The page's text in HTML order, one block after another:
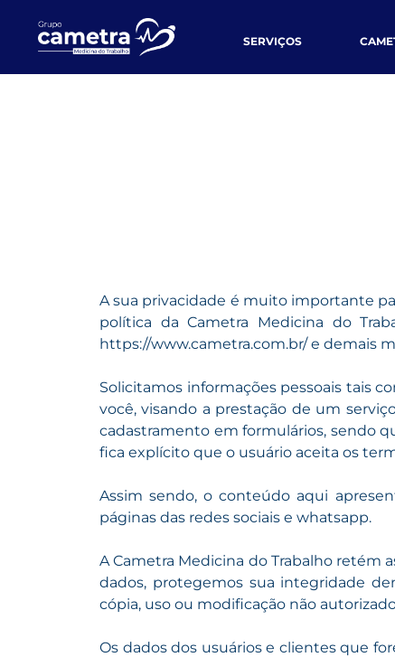
SERVIÇOS
A sua privacidade é muito importante
política da Cametra Medicina do
https://www.cametra.com.br/ e demais
Solicitamos informações pessoais tais
você, visando a prestação de um
cadastramento em formulários, sendo
fica explícito que o usuário aceita os
Assim sendo, o conteúdo aqui
páginas das redes sociais e whatsapp.
A Cametra Medicina do Trabalho retém
dados, protegemos sua integridade
cópia, uso ou modificação não
Os dados dos usuários e clientes que